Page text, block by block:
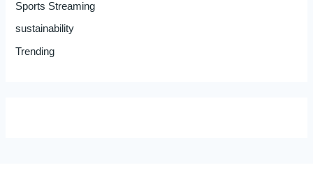
Sports Streaming
sustainability
Trending